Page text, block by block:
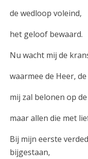
de wedloop voleind,
het geloof bewaard.
Nu wacht mij de
waarmee de Heer,
mij zal belonen op
maar allen die met
Bij mijn eerste
bijgestaan,